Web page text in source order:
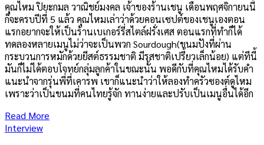
คุณไหม ปิยะกมล วาณิชย์มงคล เจ้าของร้านเชนู เดือนพฤศจิกายนนี้
ก็จะครบปีที่ 5 แล้ว คุณไหมเล่าว่าด้วยคอนเซปต์ของเชนูเองตอน
แรกอยากจะให้เป็นร้านเบเกอร์รี่สไตล์ฝรั่งเศส ตอนแรกที่ทำก็ได้
ทดลองหลายเมนูไม่ว่าจะเป็นพวก Sourdough(ขนมปังที่ผ่าน
กระบวนการหมักด้วยยีสต์ธรรมชาติ มีรสชาติเปรี้ยวเล็กน้อย) แต่ทีนี้
มันก็ไม่ได้ตอบโจทย์กลุ่มลูกค้าในขณะนั้น พอดีกับที่คุณไหมได้รับคำ
แนะนำจากรุ่นพี่ที่เคารพ เขาก็แนะนำว่าให้ลองทำครัวซองต์ดูไหม
เพราะว่าเป็นขนมที่คนไทยรู้จัก ทานง่ายและปรับเป็นเมนูอื่นได้อีก
Read More
Interview